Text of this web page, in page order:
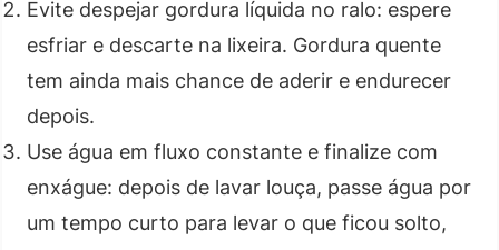
Evite despejar gordura líquida no ralo: espere
esfriar e descarte na lixeira. Gordura quente
tem ainda mais chance de aderir e endurecer
depois.
Use água em fluxo constante e finalize com
enxágue: depois de lavar louça, passe água por
um tempo curto para levar o que ficou solto,